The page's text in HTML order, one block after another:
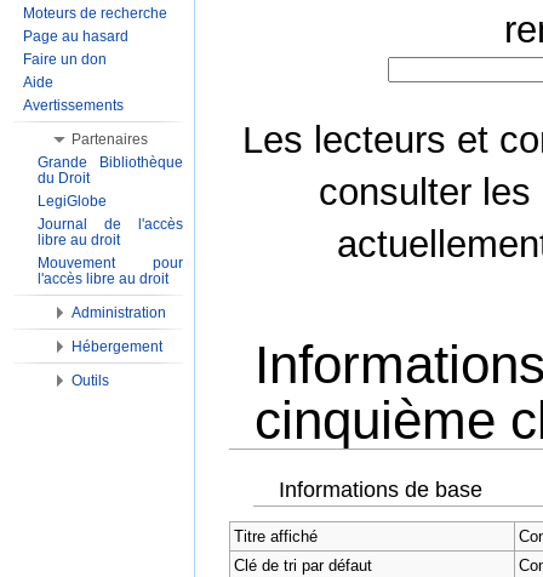
Les lecteurs et
consulter les
cinquième
Informations de base
Titre affiché
Clé de tri par défaut
Moteurs de recherche
Page au hasard
Faire un don
Aide
Avertissements
Partenaires
Grande Bibliothèque
du Droit
LegiGlobe
Journal de l'accès
libre au droit
Mouvement pour
l'accès libre au droit
Administration
Hébergement
Outils